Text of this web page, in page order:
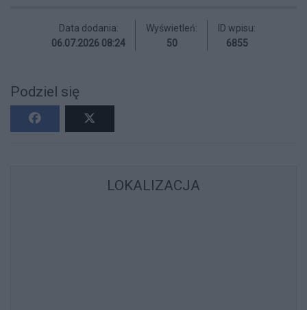
Data dodania:
06.07.2026 08:24
Wyświetleń:
50
ID wpisu:
6855
Podziel się
LOKALIZACJA